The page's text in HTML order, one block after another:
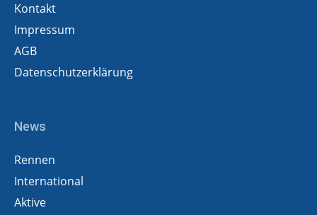
Kontakt
Impressum
AGB
Datenschutzerklärung
News
Rennen
International
Aktive